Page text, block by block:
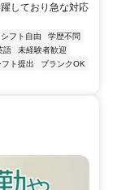
しており急な対応
シフト自由
学歴不問
語
未経験者歓迎
フト提出
ブランクOK